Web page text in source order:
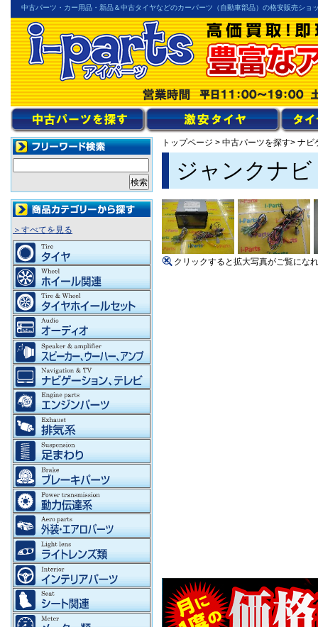
中古パーツ・カー用品・新品＆中古タイヤなどのカーパーツ（自動車部品）の格安販売ショ
トップページ > 中古パーツを探す> ナビ
ジャンクナ
クリックすると拡大写真がご覧にな
＞すべてを見る